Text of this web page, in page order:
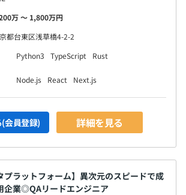
Pub/Sub
、GitHub Actions、ArgoCD、
、Terraform、Datadog、MixPanel、
（PostgreSQL）、AlloyDB、
trocco
REST、gRPC
Copilot、Figma、Storybook
ンツール：Slack、Discord、JIRA、
万 〜 1,800万円
都台東区浅草橋4-2-2
Python3 TypeScript
Rust
Node.js React Next.js
会員登録) 詳細を見る
プラットフォーム】異次元のスピードで成
企業◎QAリードエンジニア